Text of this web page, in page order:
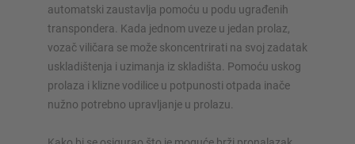
automatski zaustavlja pomoću u podu ugrađenih
transpondera. Kada jednom uveze u jedan prolaz,
vozač viličara se može skoncentrirati na svoj zadatak
uskladištenja i uzimanja iz skladišta. Pomoću uskog
prolaza i klizne vodilice u potpunosti otpada inače
nužno potrebno upravljanje u prolazu.